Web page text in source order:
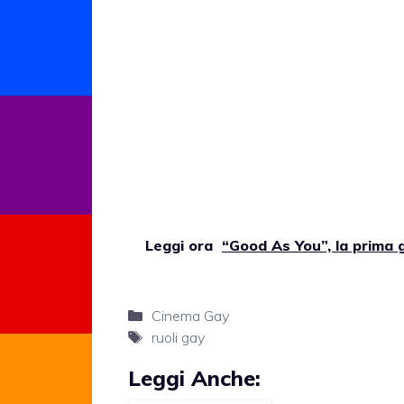
Leggi ora “Good As You”, la
Categorie
Cinema Gay
Tag
ruoli gay
Leggi Anche: